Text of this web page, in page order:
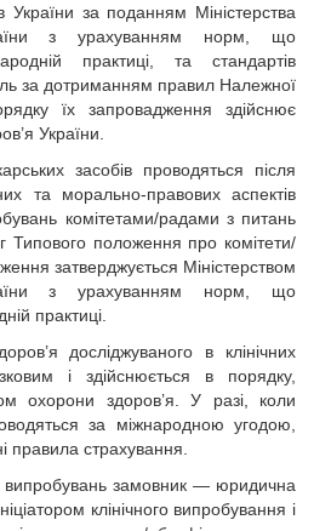
України за поданням Міністерства
з урахуванням норм, що
практиці, та стандартів
за дотриманням правил Належної
їх запровадження здійснює
України.
засобів проводяться після
та морально-правових аспектів
комітетами/радами з питань
Типового положення про комітети/
затверджується Міністерством
з урахуванням норм, що
практиці.
досліджуваного в клінічних
і здійснюється в порядку,
охорони здоров’я. У разі, коли
за міжнародною угодою,
правила страхування.
випробувань замовник — юридична
клінічного випробування і